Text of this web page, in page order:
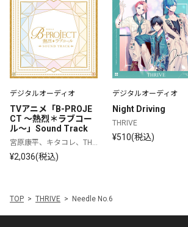
デジタルオーディオ
TVアニメ「B-PROJE
CT ～熱烈＊ラブコー
ル～」Sound Track
宮原康平、キタコレ、THR
IVE、MooNs、KiLLER KiN
G、ウルトラズ
¥2,036(税込)
デジタルオーディオ
Night Driving
THRIVE
¥510(税込)
TOP THRIVE Needle No.6